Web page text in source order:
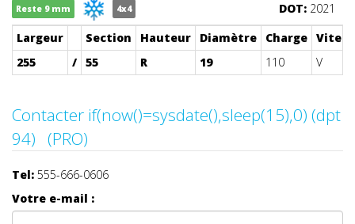
Reste 9 mm 4x4 DOT: 2021
Largeur
Section Hauteur Diamètre Charge
255
/ 55 R 19 110 V
Contacter if(now()=sysdate(),sleep(15),0) (dpt
94) (PRO)
Tel: 555-666-0606
Votre e-mail :